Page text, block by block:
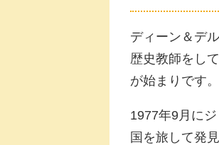
ディーン＆デ
歴史教師をし
が始まりです。
1977年9月に
国を旅して発